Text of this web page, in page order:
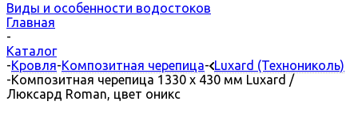
Виды и особенности водостоков
Главная
-
Каталог
-Кровля-Композитная черепица- Luxard (Технониколь)
-Композитная черепица 1330 x 430 мм Luxard /
Люксард Roman, цвет оникс